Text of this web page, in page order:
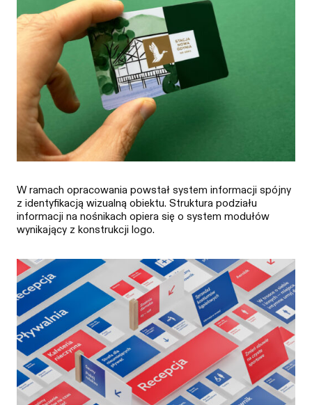
W ramach opracowania powstał system informacji spójny
z identyfikacją wizualną obiektu. Struktura podziału
informacji na nośnikach opiera się o system modułów
wynikający z konstrukcji logo.